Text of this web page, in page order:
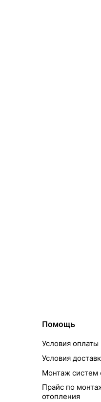
Помощь
Условия оплаты
Условия
Монтаж систем
Прайс по
отопления